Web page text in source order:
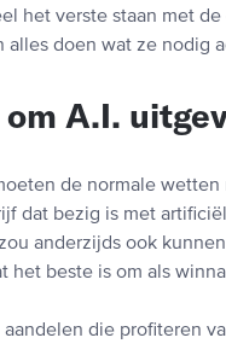
het verste staan met
alles doen wat ze nodig
A.I.
de normale
dat bezig is met
anderzijds ook
het beste is om als
die profiteren